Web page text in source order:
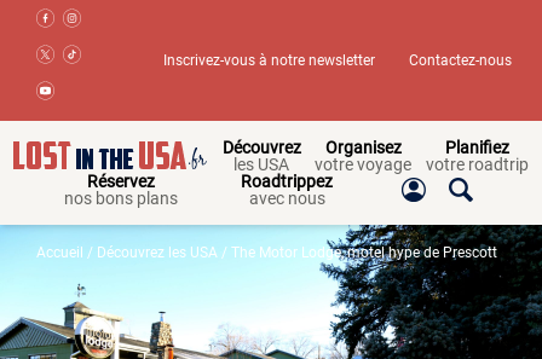
Inscrivez-vous à notre newsletter Contactez-nous
Découvrez
les USA
Organisez
votre voyage
Planifiez
votre roadtrip
Réservez
nos bons plans
Roadtrippez
avec nous
Accueil / Découvrez les USA / The Motor Lodge, motel hype de Prescott